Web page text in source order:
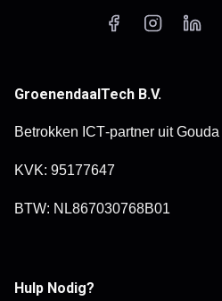
GroenendaalTech B.V.
Betrokken ICT‑partner uit Gouda
KVK: 95177647
BTW: NL867030768B01
Hulp Nodig?